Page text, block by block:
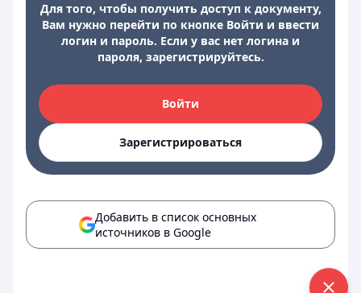
Для того, чтобы получить доступ к документу,
Вам нужно перейти по кнопке Войти и ввести
логин и пароль. Если у вас нет логина и
пароля, зарегистрируйтесь.
Войти
Зарегистрироваться
Добавить в список основных
источников в Google